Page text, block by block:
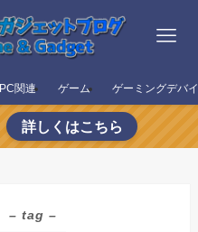
PC関連 ゲーム ゲーミングデバ
詳しくはこちら
– tag –